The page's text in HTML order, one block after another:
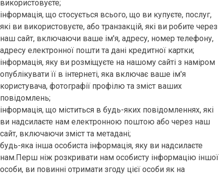
використовуєте;
інформація, що стосується всього, що ви купуєте, послуг,
які ви використовуєте, або транзакцій, які ви робите через
наш сайт, включаючи ваше ім'я, адресу, номер телефону,
адресу електронної пошти та дані кредитної картки;
інформація, яку ви розміщуєте на нашому сайті з наміром
опублікувати її в інтернеті, яка включає ваше ім'я
користувача, фотографії профілю та зміст ваших
повідомлень;
інформація, що міститься в будь-яких повідомленнях, які
ви надсилаєте нам електронною поштою або через наш
сайт, включаючи зміст та метадані;
будь-яка інша особиста інформація, яку ви надсилаєте
нам.Перш ніж розкривати нам особисту інформацію іншої
особи, ви повинні отримати згоду цієї особи як на